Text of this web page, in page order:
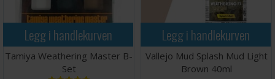
Legg i handlekurven
Tamiya Weathering Master B-
Set
Legg i handlekurven
Vallejo Mud Splash Mud Light
Brown 40ml